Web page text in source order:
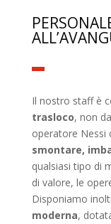
Il nostro staff è
trasloco, non
operatore Nessi
smontare,
qualsiasi tipo di
di valore, le
Disponiamo
moderna,